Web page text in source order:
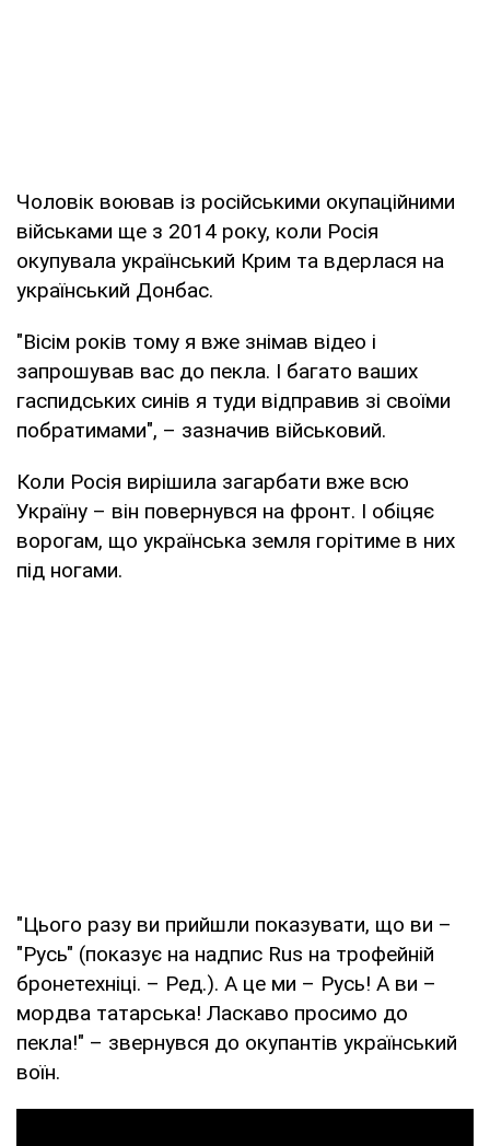
Чоловік воював із російськими окупаційними
військами ще з 2014 року, коли Росія
окупувала український Крим та вдерлася на
український Донбас.
"Вісім років тому я вже знімав відео і
запрошував вас до пекла. І багато ваших
гаспидських синів я туди відправив зі своїми
побратимами", – зазначив військовий.
Коли Росія вирішила загарбати вже всю
Україну – він повернувся на фронт. І обіцяє
ворогам, що українська земля горітиме в них
під ногами.
"Цього разу ви прийшли показувати, що ви –
"Русь" (показує на надпис Rus на трофейній
бронетехніці. – Ред.). А це ми – Русь! А ви –
мордва татарська! Ласкаво просимо до
пекла!" – звернувся до окупантів український
воїн.